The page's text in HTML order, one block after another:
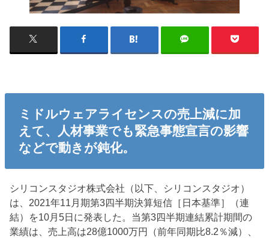
ミドルウェアライセンスの売上減に加
えて、人材事業でも緊急事態宣言の影響
などで動きが鈍化。
シリコンスタジオ株式会社（以下、シリコンスタジオ）
は、2021年11月期第3四半期決算短信［日本基準］（連
結）を10月5日に発表した。当第3四半期連結累計期間の
業績は、売上高は28億1000万円（前年同期比8.2％減）、